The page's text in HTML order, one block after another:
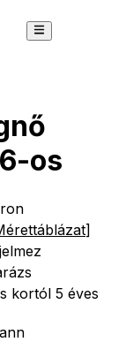
os
]
kortól 5 éves